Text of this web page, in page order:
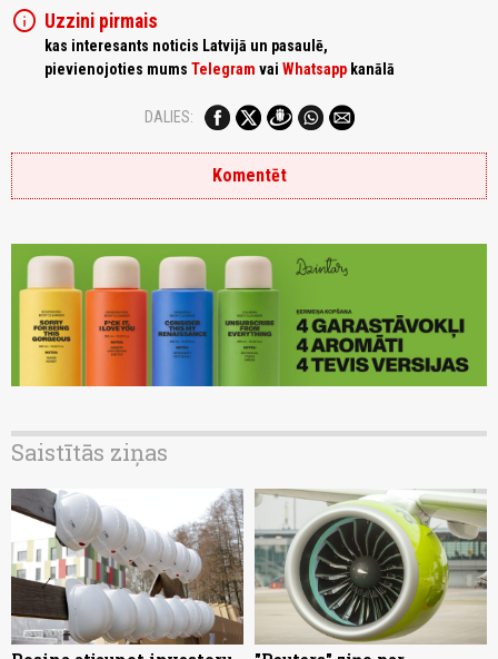
info Uzzini pirmais
kas interesants noticis Latvijā un pasaulē,
pievienojoties mums Telegram vai Whatsapp kanālā
DALIES:
Komentēt
Saistītās ziņas